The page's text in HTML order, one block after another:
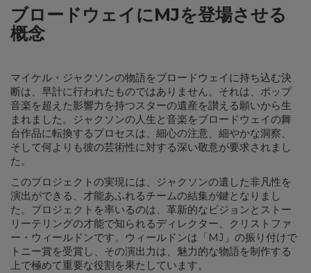
ブロードウェイにMJを登場させる
概念
マイケル・ジャクソンの物語をブロードウェイに持ち込む決
断は、早計に行われたものではありません。それは、ポップ
音楽を超えた影響力を持つスターの遺産を讃える願いから生
まれました。ジャクソンの人生と音楽をブロードウェイの舞
台作品に転換するプロセスは、細心の注意、細やかな洞察、
そして何よりも彼の芸術性に対する深い敬意が要求されまし
た。
このプロジェクトの実現には、ジャクソンの遺した非凡性を
演出ができる、才能あふれるチームの結集が鍵となりまし
た。プロジェクトを率いるのは、革新的なビジョンとストー
リーテリングの才能で知られるディレクター、クリストファ
ー・ウィールドンです。ウィールドンは「MJ」の振り付けで
トニー賞を受賞し、その演出力は、魅力的な物語を制作する
上で極めて重要な役割を果たしています。